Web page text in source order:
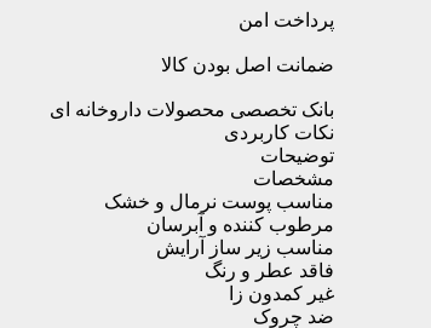
پرداخت امن
ضمانت اصل بودن کالا
بانک تخصصی محصولات داروخانه ای
نکات کاربردی
توضیحات
مشخصات
مناسب پوست نرمال و خشک
مرطوب کننده و آبرسان
مناسب زیر ساز آرایش
فاقد عطر و رنگ
غیر کمدون زا
ضد چروک